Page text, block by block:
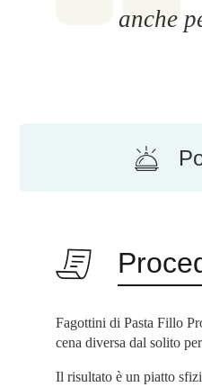
anche
Fagottini di Pasta Fillo
cena diversa dal solito
Il risultato è un piatto